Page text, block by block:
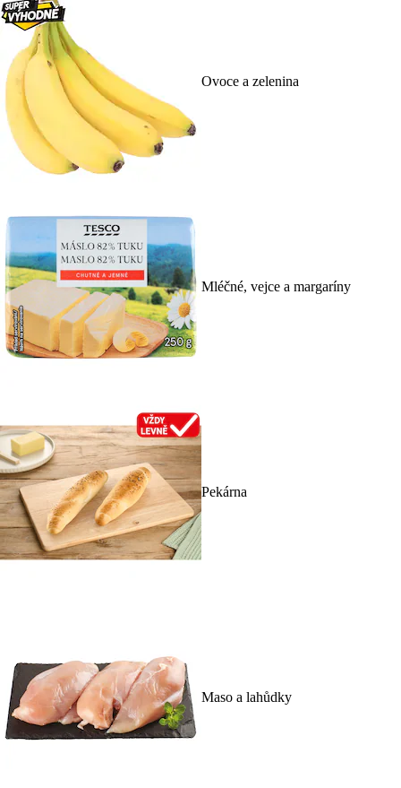
Ovoce a zelenina
Mléčné, vejce a margaríny
Pekárna
Maso a lahůdky